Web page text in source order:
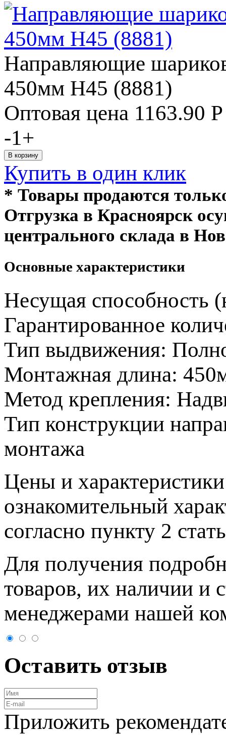
Направляющие
450мм Н45 (8881)
Оптовая цена 1163.90 Р
-1+
Купить в один клик
* Товары продаются
Отгрузка в Красноярск
центрального склада в
Основные характеристики
Несущая способность
Гарантированное
Тип выдвижения:
Монтажная длина:
Метод крепления:
Тип конструкции
монтажа
Цeны и
ознакомительный
согласно пункту 2
Для пoлучения
товaров, их нaличии и
менеджерами нашей
Оставить отзыв
Приложить